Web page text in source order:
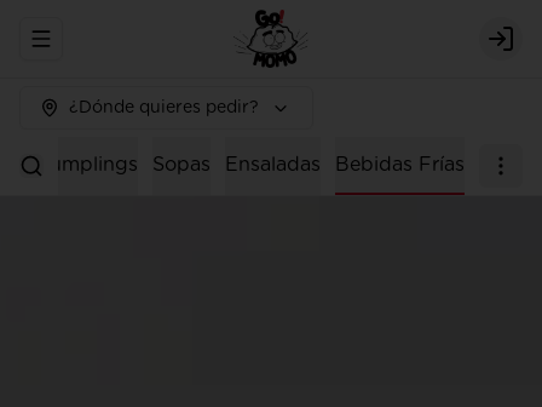
Abrir menu de navegación
¿Dónde quieres pedir?
Dumplings Sopas Ensaladas Bebidas Frías